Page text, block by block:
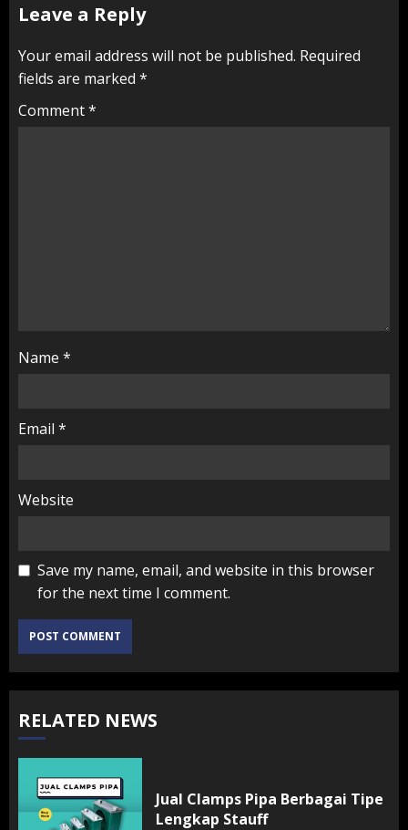
Leave a Reply
Your email address will not be published. Required
fields are marked *
Comment*
Name *
Email *
Website
Save my name, email, and website in this browser
for the next time I comment.
RELATED NEWS
Jual Clamps Pipa Berbagai Tipe
Lengkap Stauff